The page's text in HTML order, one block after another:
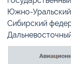
Южно-Уральский
Сибирский